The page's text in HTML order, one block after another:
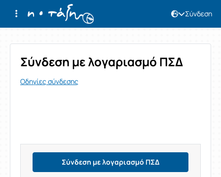
Σύνδεση
Σύνδεση
Σύνδεση με λογαριασμό ΠΣΔ
Οδηγίες σύνδεσης
Σύνδεση με λογαριασμό ΠΣΔ